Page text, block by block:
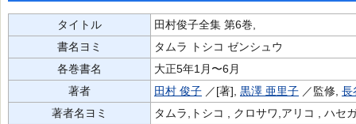
タイトル
田村俊子全集 第6巻,
書名ヨミ
タムラ トシコ ゼンシュウ
各巻書名
大正5年1月〜6月
著者
田村 俊子 ／[著], 黒澤 亜里子 ／監修, 長
著者名ヨミ
タムラ,トシコ , クロサワ,アリコ , ハセ